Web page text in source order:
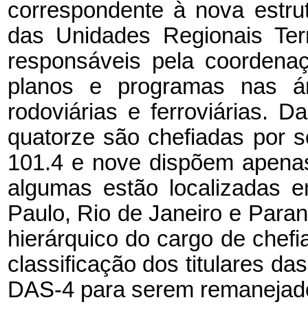
correspondente à nova
das Unidades Regionais
responsáveis pela
planos e programas nas
rodoviárias e ferroviárias.
quatorze são chefiadas por
101.4 e nove dispõem
algumas estão localizadas
Paulo, Rio de Janeiro e
hierárquico do cargo de
classificação dos titulares
DAS-4 para serem